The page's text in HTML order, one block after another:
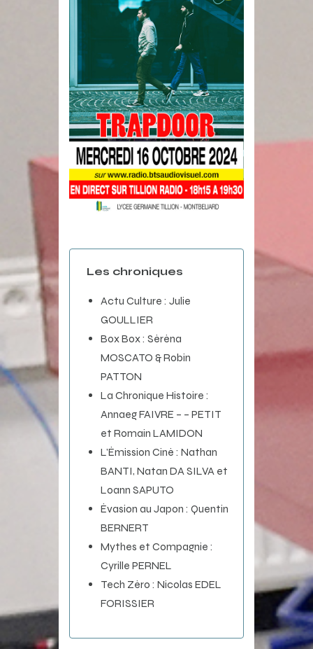
Les chroniques
Actu Culture : Julie
GOULLIER
Box Box : Séréna
MOSCATO & Robin
PATTON
La Chronique Histoire :
Annaeg FAIVRE – – PETIT
et Romain LAMIDON
L’Émission Ciné : Nathan
BANTI, Natan DA SILVA et
Loann SAPUTO
Évasion au Japon : Quentin
BERNERT
Mythes et Compagnie :
Cyrille PERNEL
Tech Zéro : Nicolas EDEL
FORISSIER